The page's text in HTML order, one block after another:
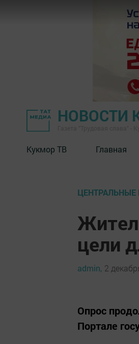
НОВОСТИ
Кукмор ТВ Главная
ЦЕНТРАЛЬНЫЕ
цели
admin, 2
Опрос
Портале